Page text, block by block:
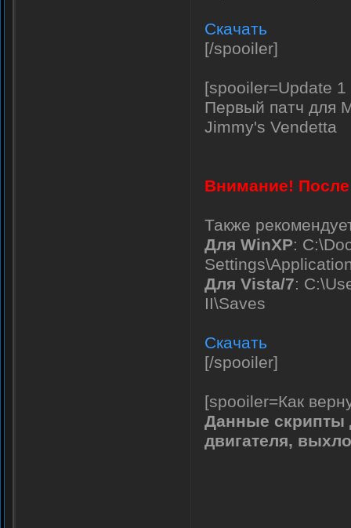
Скачать
[/spooiler]
[spooiler=Update 1
Первый патч для
Jimmy's Vendetta
Внимание! После
Также
Для WinXP:
Для Vista/7:
II\Saves
Скачать
[/spooiler]
[spooiler=Как
Данные скрипты
двигателя,